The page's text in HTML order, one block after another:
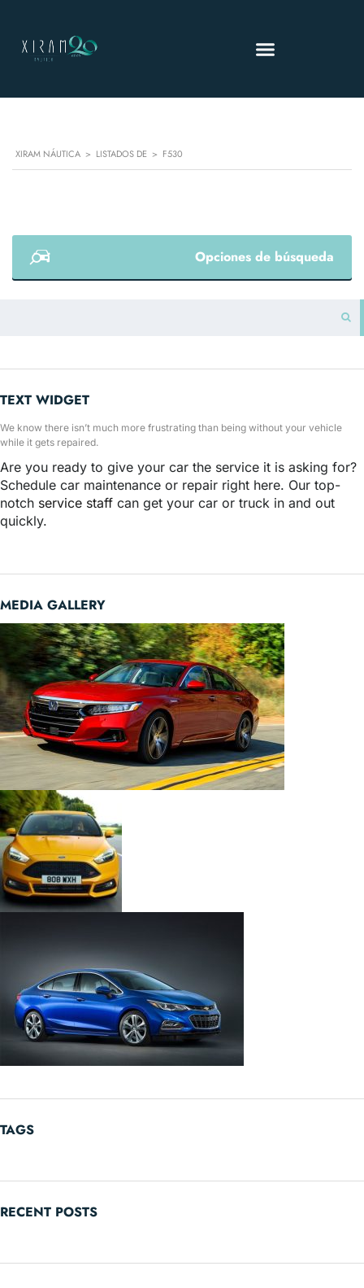
XIRAM NÁUTICA > LISTADOS DE > F530
Opciones de búsqueda
TEXT WIDGET
We know there isn’t much more frustrating than being without your vehicle
while it gets repaired.
Are you ready to give your car the service it is asking for?
Schedule car maintenance or repair right here. Our top-
notch service staff can get your car or truck in and out
quickly.
MEDIA GALLERY
TAGS
RECENT POSTS